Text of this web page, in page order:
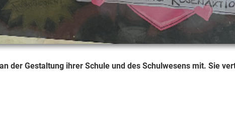
der Gestaltung ihrer Schule und des Schulwesens mit. Sie